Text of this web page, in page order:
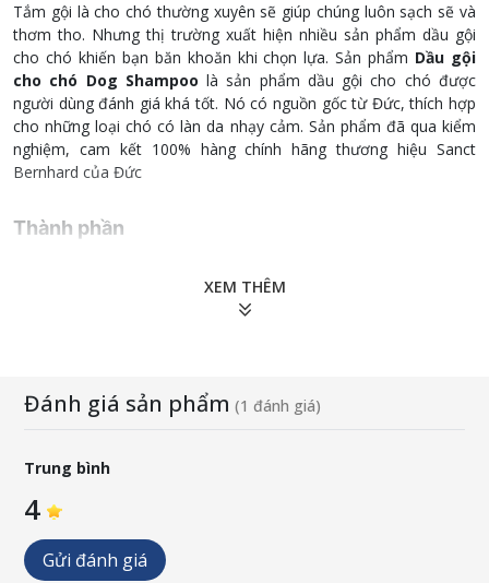
Tắm gội là cho chó thường xuyên sẽ giúp chúng luôn sạch sẽ và
thơm tho. Nhưng thị trường xuất hiện nhiều sản phẩm dầu gội
cho chó khiến bạn băn khoăn khi chọn lựa. Sản phẩm Dầu gội
cho chó Dog Shampoo là sản phẩm dầu gội cho chó được
người dùng đánh giá khá tốt. Nó có nguồn gốc từ Đức, thích hợp
cho những loại chó có làn da nhạy cảm. Sản phẩm đã qua kiểm
nghiệm, cam kết 100% hàng chính hãng thương hiệu Sanct
Bernhard của Đức
Thành phần
Glucoside, Sodium Chloride, Sodium Cocoyl Glutamate,
Betaine, Glyceryl Caprylate, Simmondsia Chinensis Seed Oil,
Tocopherol, Sodium Citrate, Aspartic Acid, Glutamic Acid,
Glycol, Potassium Sorbate, Propylene Glycol, Benzoic Acid,
Dehydroacetic Acid, Isopropyl Alcohol, Hydrogenated Palm
Glycerides Citrate, Phenoxyethanol.
Quy cách: 250ml
XEM THÊM
Đánh giá sản phẩm (1 đánh giá)
Trung bình
4
Gửi đánh giá